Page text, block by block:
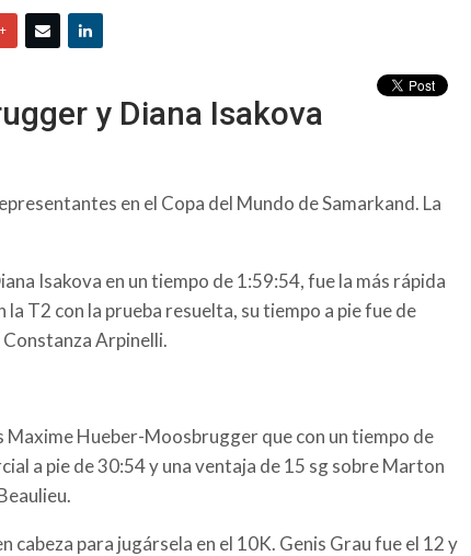
y Diana Isakova
en el Copa del Mundo de Samarkand. La
Isakova en un tiempo de 1:59:54, fue la más rápida
la T2 con la prueba resuelta, su tiempo a pie fue de
Arpinelli.
Hueber-Moosbrugger que con un tiempo de
a pie de 30:54 y una ventaja de 15 sg sobre Marton
cabeza para jugársela en el 10K. Genis Grau fue el 12 y